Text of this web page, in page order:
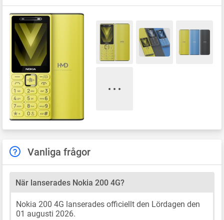
Vanliga frågor
När lanserades Nokia 200 4G?
Nokia 200 4G lanserades officiellt den Lördagen den
01 augusti 2026.